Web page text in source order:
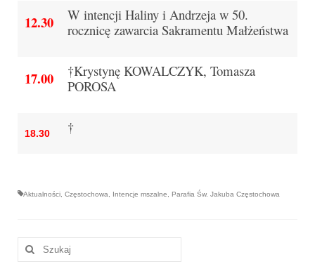
Pielęgnacja drzew
Stare fotografie
Triduum Św. St. Kostka 2018
12.30
W intencji Haliny i Andrzeja w 50.
rocznicę zawarcia Sakramentu Małżeństwa
17.00
†Krystynę KOWALCZYK, Tomasza
POROSA
18.30 †
Aktualności, Częstochowa, Intencje mszalne, Parafia Św. Jakuba Częstochowa
Szuklaj